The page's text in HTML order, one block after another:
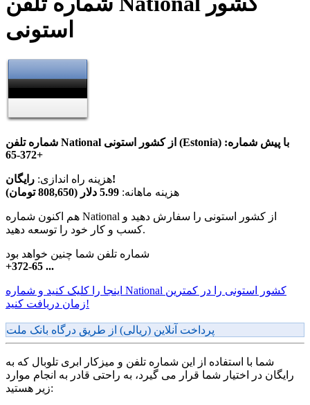
استونی
شماره تلفن National از کشور استونی (Estonia) با پیش شماره:
+372-65
هزینه راه اندازی:رایگان!
هزینه ماهانه: 5.99 دلار (808,650 تومان)
هم اکنون شماره National از کشور استونی را سفارش دهید و
کسب و کار خود را توسعه دهید.
شماره تلفن شما چنین خواهد بود
+372-65 ...
اینجا را کلیک کنید و شماره National کشور استونی را در کمترین
زمان دریافت کنید!
پرداخت آنلاین (ریالی) از طریق درگاه بانک ملت
شما با استفاده از این شماره تلفن و میزکار ابری تلوبال که به
رایگان در اختیار شما قرار می گیرد، به راحتی قادر به انجام موارد
زیر هستید: